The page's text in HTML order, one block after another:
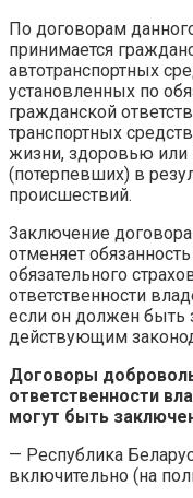
По договорам
принимается
автотранспортных
установленных по
гражданской
транспортных
жизни, здоровью или
(потерпевших) в
происшествий.
Заключение
отменяет
обязательного
ответственности
если он должен быть
действующим
Договоры
ответственности
могут быть
— Республика
включительно (на